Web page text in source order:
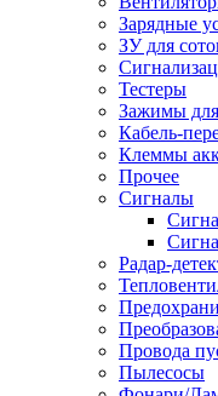
Зарядные
ЗУ для
Тестеры
Зажимы
Кабель-
Клеммы
Прочее
Сигналы
Радар-
Провода
Пылесосы